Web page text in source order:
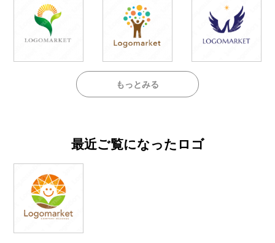
もっとみる
最近ご覧になったロゴ